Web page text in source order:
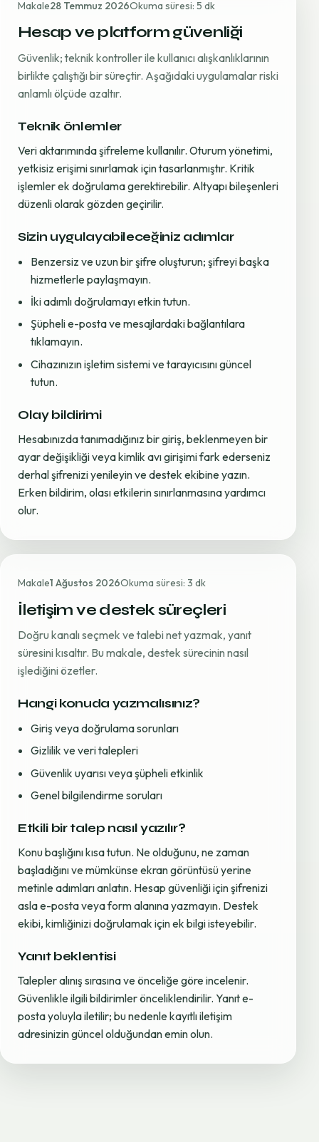
Makale28 Temmuz 2026Okuma süresi: 5 dk
Hesap ve platform güvenliği
Güvenlik; teknik kontroller ile kullanıcı alışkanlıklarının
birlikte çalıştığı bir süreçtir. Aşağıdaki uygulamalar riski
anlamlı ölçüde azaltır.
Teknik önlemler
Veri aktarımında şifreleme kullanılır. Oturum yönetimi,
yetkisiz erişimi sınırlamak için tasarlanmıştır. Kritik
işlemler ek doğrulama gerektirebilir. Altyapı bileşenleri
düzenli olarak gözden geçirilir.
Sizin uygulayabileceğiniz adımlar
Benzersiz ve uzun bir şifre oluşturun; şifreyi başka
hizmetlerle paylaşmayın.
İki adımlı doğrulamayı etkin tutun.
Şüpheli e-posta ve mesajlardaki bağlantılara
tıklamayın.
Cihazınızın işletim sistemi ve tarayıcısını güncel
tutun.
Olay bildirimi
Hesabınızda tanımadığınız bir giriş, beklenmeyen bir
ayar değişikliği veya kimlik avı girişimi fark ederseniz
derhal şifrenizi yenileyin ve destek ekibine yazın.
Erken bildirim, olası etkilerin sınırlanmasına yardımcı
olur.
Makale1 Ağustos 2026Okuma süresi: 3 dk
İletişim ve destek süreçleri
Doğru kanalı seçmek ve talebi net yazmak, yanıt
süresini kısaltır. Bu makale, destek sürecinin nasıl
işlediğini özetler.
Hangi konuda yazmalısınız?
Giriş veya doğrulama sorunları
Gizlilik ve veri talepleri
Güvenlik uyarısı veya şüpheli etkinlik
Genel bilgilendirme soruları
Etkili bir talep nasıl yazılır?
Konu başlığını kısa tutun. Ne olduğunu, ne zaman
başladığını ve mümkünse ekran görüntüsü yerine
metinle adımları anlatın. Hesap güvenliği için şifrenizi
asla e-posta veya form alanına yazmayın. Destek
ekibi, kimliğinizi doğrulamak için ek bilgi isteyebilir.
Yanıt beklentisi
Talepler alınış sırasına ve önceliğe göre incelenir.
Güvenlikle ilgili bildirimler önceliklendirilir. Yanıt e-
posta yoluyla iletilir; bu nedenle kayıtlı iletişim
adresinizin güncel olduğundan emin olun.